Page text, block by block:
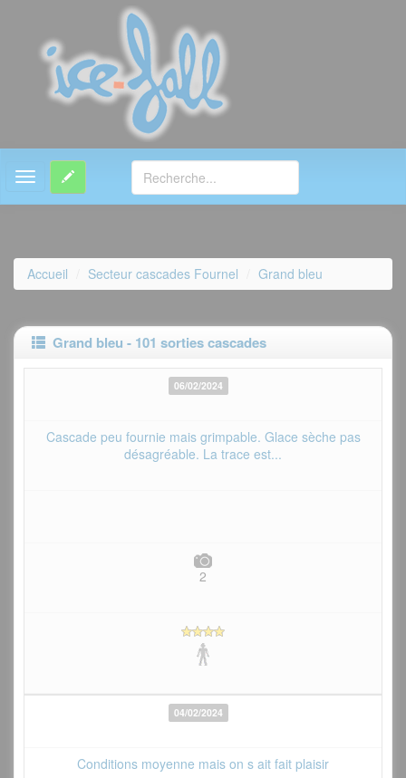
MENU
Accueil Secteur cascades Fournel Grand bleu
Grand bleu - 101 sorties cascades
06/02/2024
Cascade peu fournie mais grimpable. Glace sèche pas
désagréable. La trace est...
2
04/02/2024
Conditions moyenne mais on s ait fait plaisir